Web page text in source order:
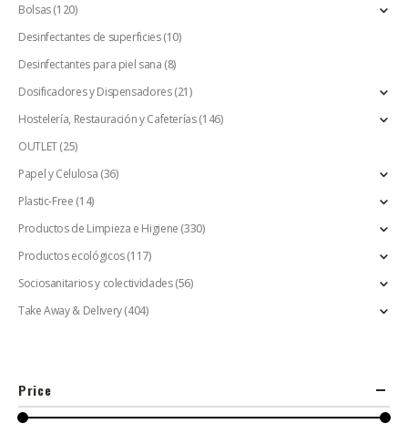
Bolsas(120)
Desinfectantes de superficies (10)
Desinfectantes para piel sana (8)
Dosificadores y Dispensadores (21)
Hostelería, Restauración y Cafeterías(146)
OUTLET(25)
Papel y Celulosa (36)
Plastic-Free (14)
Productos de Limpieza e Higiene (330)
Productos ecológicos(117)
Sociosanitarios y colectividades (56)
Take Away & Delivery(404)
Price